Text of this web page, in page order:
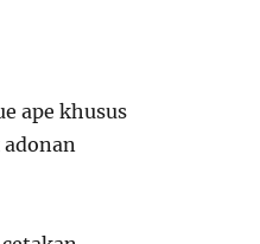
ape khusus